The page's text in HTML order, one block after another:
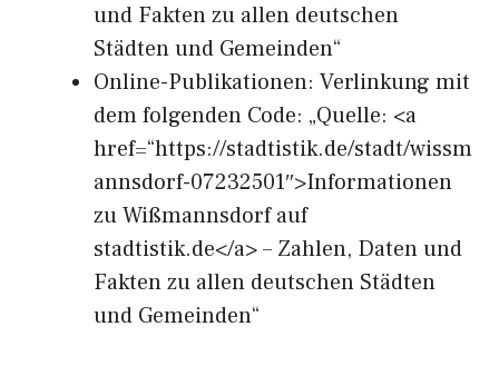
und Fakten zu allen deutschen
Städten und Gemeinden“
Online-Publikationen: Verlinkung mit
dem folgenden Code: „Quelle: <a
href=“https://stadtistik.de/stadt/wissm
annsdorf-07232501″>Informationen
zu Wißmannsdorf auf
stadtistik.de</a> – Zahlen, Daten und
Fakten zu allen deutschen Städten
und Gemeinden“